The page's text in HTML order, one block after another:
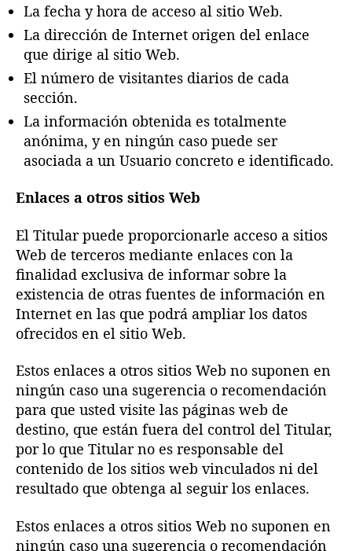
La fecha y hora de acceso al sitio Web.
La dirección de Internet origen del enlace
que dirige al sitio Web.
El número de visitantes diarios de cada
sección.
La información obtenida es totalmente
anónima, y en ningún caso puede ser
asociada a un Usuario concreto e identificado.
Enlaces a otros sitios Web
El Titular puede proporcionarle acceso a sitios
Web de terceros mediante enlaces con la
finalidad exclusiva de informar sobre la
existencia de otras fuentes de información en
Internet en las que podrá ampliar los datos
ofrecidos en el sitio Web.
Estos enlaces a otros sitios Web no suponen en
ningún caso una sugerencia o recomendación
para que usted visite las páginas web de
destino, que están fuera del control del Titular,
por lo que Titular no es responsable del
contenido de los sitios web vinculados ni del
resultado que obtenga al seguir los enlaces.
Estos enlaces a otros sitios Web no suponen en
ningún caso una sugerencia o recomendación